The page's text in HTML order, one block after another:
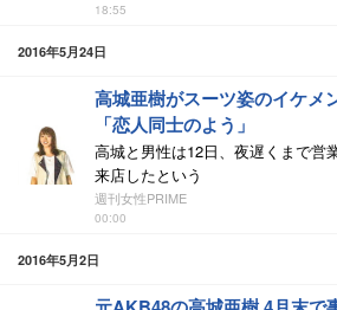
18:55
2016年5月24日
高城亜樹がスーツ姿のイケメ
「恋人同士のよう」
高城と男性は12日、夜遅くまで営
来店したという
週刊女性PRIME
00:00
2016年5月2日